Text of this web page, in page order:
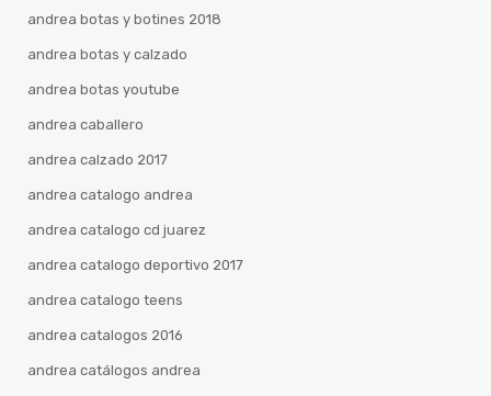
andrea botas y botines 2018
andrea botas y calzado
andrea botas youtube
andrea caballero
andrea calzado 2017
andrea catalogo andrea
andrea catalogo cd juarez
andrea catalogo deportivo 2017
andrea catalogo teens
andrea catalogos 2016
andrea catálogos andrea